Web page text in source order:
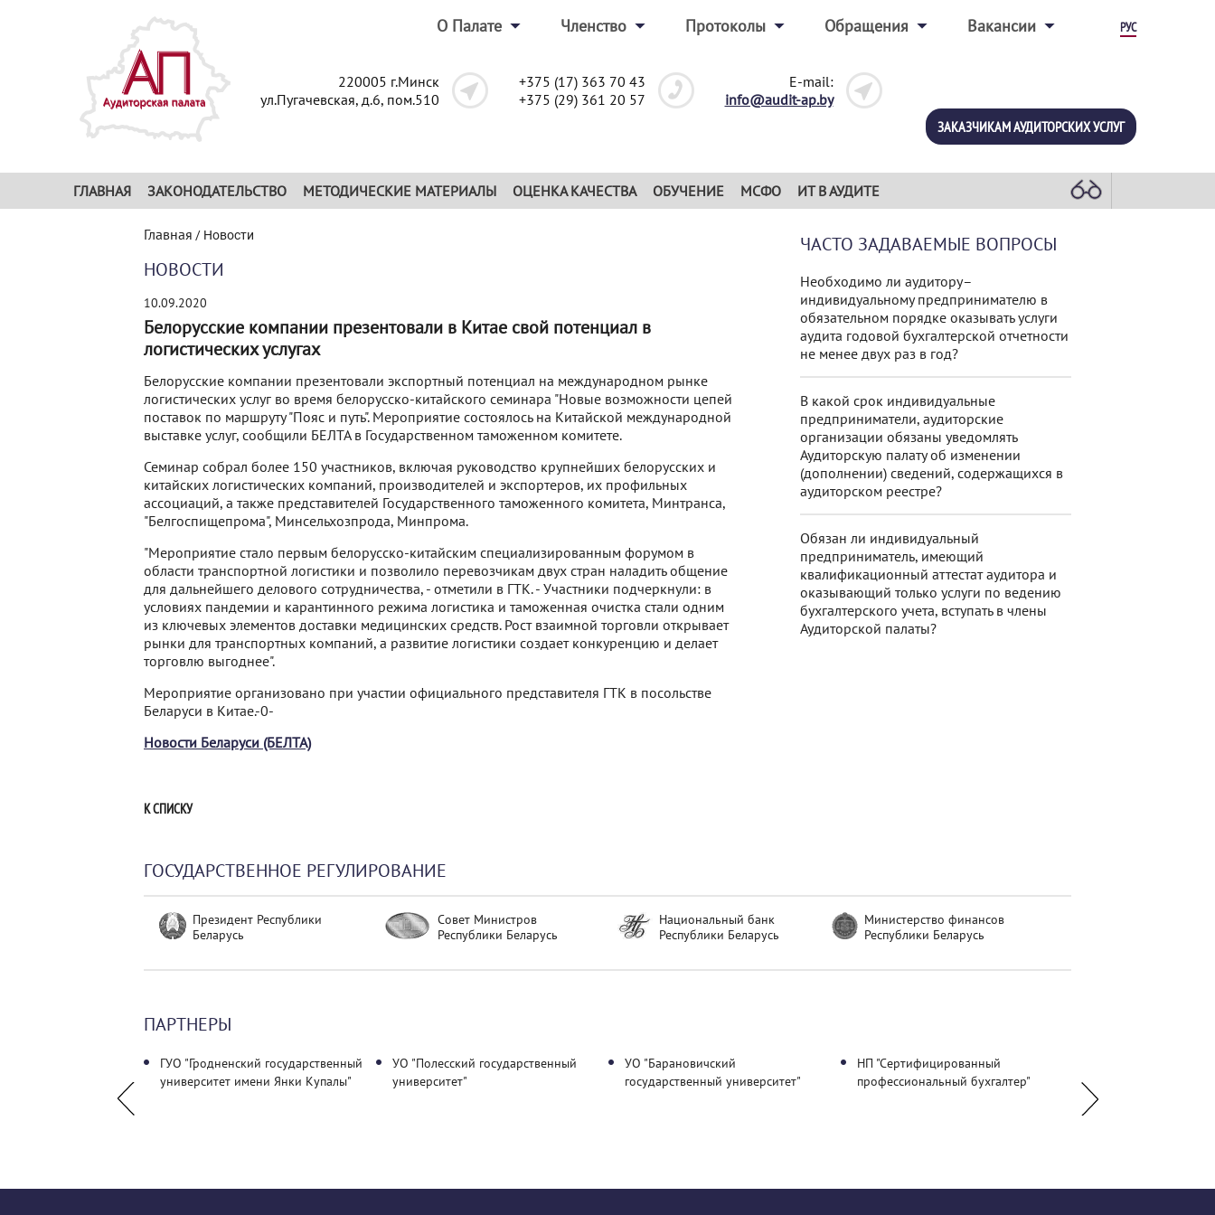
О Палате Членство Протоколы Обращения Вакансии РУС
220005 г.Минск
ул.Пугачевская, д.6, пом.510
+375 (17) 363 70 43
+375 (29) 361 20 57
E-mail:
info@audit-ap.by
ЗАКАЗЧИКАМ АУДИТОРСКИХ УСЛУГ
ГЛАВНАЯ ЗАКОНОДАТЕЛЬСТВО МЕТОДИЧЕСКИЕ МАТЕРИАЛЫ ОЦЕНКА КАЧЕСТВА ОБУЧЕНИЕ МСФО ИТ В АУДИТЕ
Главная / Новости
НОВОСТИ
10.09.2020
Белорусские компании презентовали в Китае свой потенциал в
логистических услугах
Белорусские компании презентовали экспортный потенциал на международном рынке
логистических услуг во время белорусско-китайского семинара "Новые возможности цепей
поставок по маршруту "Пояс и путь". Мероприятие состоялось на Китайской международной
выставке услуг, сообщили БЕЛТА в Государственном таможенном комитете.
Семинар собрал более 150 участников, включая руководство крупнейших белорусских и
китайских логистических компаний, производителей и экспортеров, их профильных
ассоциаций, а также представителей Государственного таможенного комитета, Минтранса,
"Белгоспищепрома", Минсельхозпрода, Минпрома.
"Мероприятие стало первым белорусско-китайским специализированным форумом в
области транспортной логистики и позволило перевозчикам двух стран наладить общение
для дальнейшего делового сотрудничества, - отметили в ГТК. - Участники подчеркнули: в
условиях пандемии и карантинного режима логистика и таможенная очистка стали одним
из ключевых элементов доставки медицинских средств. Рост взаимной торговли открывает
рынки для транспортных компаний, а развитие логистики создает конкуренцию и делает
торговлю выгоднее".
Мероприятие организовано при участии официального представителя ГТК в посольстве
Беларуси в Китае.-0-
Новости Беларуси (БЕЛТА)
К СПИСКУ
ЧАСТО ЗАДАВАЕМЫЕ ВОПРОСЫ
Необходимо ли аудитору–
индивидуальному предпринимателю в
обязательном порядке оказывать услуги
аудита годовой бухгалтерской отчетности
не менее двух раз в год?
В какой срок индивидуальные
предприниматели, аудиторские
организации обязаны уведомлять
Аудиторскую палату об изменении
(дополнении) сведений, содержащихся в
аудиторском реестре?
Обязан ли индивидуальный
предприниматель, имеющий
квалификационный аттестат аудитора и
оказывающий только услуги по ведению
бухгалтерского учета, вступать в члены
Аудиторской палаты?
ГОСУДАРСТВЕННОЕ РЕГУЛИРОВАНИЕ
Президент Республики
Беларусь
Совет Министров
Республики Беларусь
Национальный банк
Республики Беларусь
Министерство финансов
Республики Беларусь
ПАРТНЕРЫ
ГУО "Гродненский государственный
университет имени Янки Купалы"
УО "Полесский государственный
университет"
УО "Барановичский
государственный университет"
НП "Сертифицированный
профессиональный бухгалтер"
работников и